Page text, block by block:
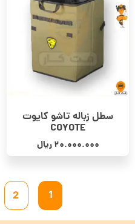
سطل زباله تاشو کایوت
COYOTE
20.000.000 ریال
1
2